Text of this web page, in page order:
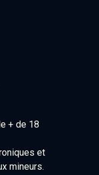
+ de 18
et
mineurs.